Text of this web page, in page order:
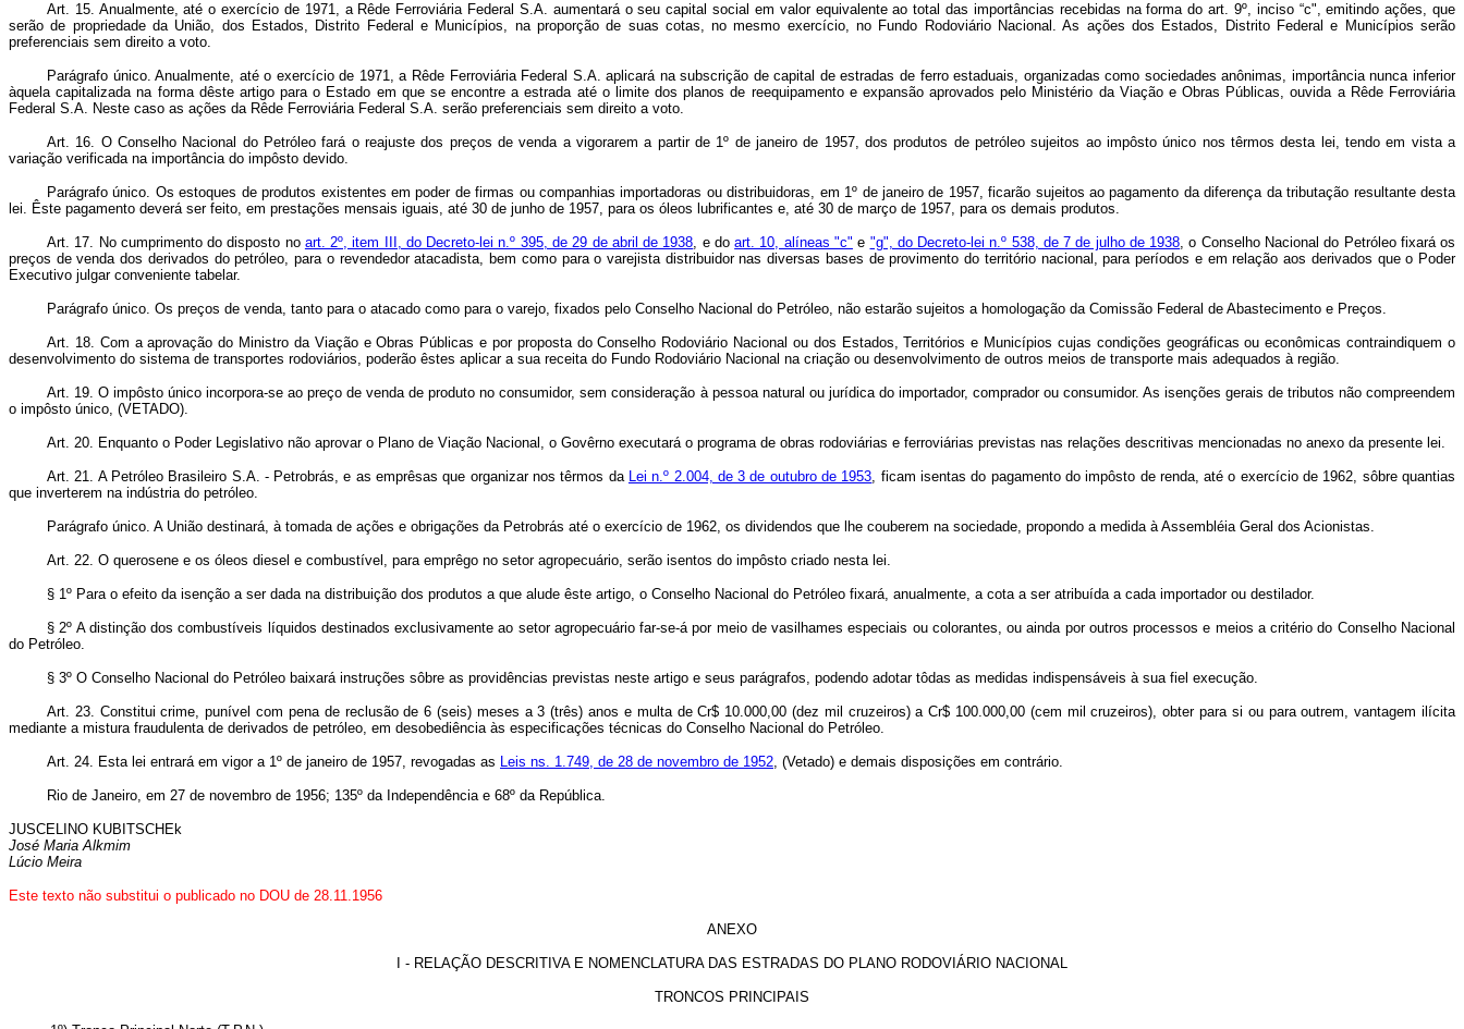
Art. 15. Anualmente, até o exercício de 1971, a Rêde Ferroviária Federal S.A. aumentará o seu capital social em valor equivalente ao total das importâncias recebidas na forma do art. 9º, inciso “c", emitindo ações, que
serão de propriedade da União, dos Estados, Distrito Federal e Municípios, na proporção de suas cotas, no mesmo exercício, no Fundo Rodoviário Nacional. As ações dos Estados, Distrito Federal e Municípios serão
preferenciais sem direito a voto.
Parágrafo único. Anualmente, até o exercício de 1971, a Rêde Ferroviária Federal S.A. aplicará na subscrição de capital de estradas de ferro estaduais, organizadas como sociedades anônimas, importância nunca inferior
àquela capitalizada na forma dêste artigo para o Estado em que se encontre a estrada até o limite dos planos de reequipamento e expansão aprovados pelo Ministério da Viação e Obras Públicas, ouvida a Rêde Ferroviária
Federal S.A. Neste caso as ações da Rêde Ferroviária Federal S.A. serão preferenciais sem direito a voto.
Art. 16. O Conselho Nacional do Petróleo fará o reajuste dos preços de venda a vigorarem a partir de 1º de janeiro de 1957, dos produtos de petróleo sujeitos ao impôsto único nos têrmos desta lei, tendo em vista a
variação verificada na importância do impôsto devido.
Parágrafo único. Os estoques de produtos existentes em poder de firmas ou companhias importadoras ou distribuidoras, em 1º de janeiro de 1957, ficarão sujeitos ao pagamento da diferença da tributação resultante desta
lei. Êste pagamento deverá ser feito, em prestações mensais iguais, até 30 de junho de 1957, para os óleos lubrificantes e, até 30 de março de 1957, para os demais produtos.
Art. 17. No cumprimento do disposto no art. 2º, item III, do Decreto-lei n.º 395, de 29 de abril de 1938, e doart. 10, alíneas "c" e "g", do Decreto-lei n.º 538, de 7 de julho de 1938, o Conselho Nacional do Petróleo fixará os
preços de venda dos derivados do petróleo, para o revendedor atacadista, bem como para o varejista distribuidor nas diversas bases de provimento do território nacional, para períodos e em relação aos derivados que o Poder
Executivo julgar conveniente tabelar.
Parágrafo único. Os preços de venda, tanto para o atacado como para o varejo, fixados pelo Conselho Nacional do Petróleo, não estarão sujeitos a homologação da Comissão Federal de Abastecimento e Preços.
Art. 18. Com a aprovação do Ministro da Viação e Obras Públicas e por proposta do Conselho Rodoviário Nacional ou dos Estados, Territórios e Municípios cujas condições geográficas ou econômicas contraindiquem o
desenvolvimento do sistema de transportes rodoviários, poderão êstes aplicar a sua receita do Fundo Rodoviário Nacional na criação ou desenvolvimento de outros meios de transporte mais adequados à região.
Art. 19. O impôsto único incorpora-se ao preço de venda de produto no consumidor, sem consideração à pessoa natural ou jurídica do importador, comprador ou consumidor. As isenções gerais de tributos não compreendem
o impôsto único, (VETADO).
Art. 20. Enquanto o Poder Legislativo não aprovar o Plano de Viação Nacional, o Govêrno executará o programa de obras rodoviárias e ferroviárias previstas nas relações descritivas mencionadas no anexo da presente lei.
Art. 21. A Petróleo Brasileiro S.A. - Petrobrás, e as emprêsas que organizar nos têrmos da Lei n.º 2.004, de 3 de outubro de 1953, ficam isentas do pagamento do impôsto de renda, até o exercício de 1962, sôbre quantias
que inverterem na indústria do petróleo.
Parágrafo único. A União destinará, à tomada de ações e obrigações da Petrobrás até o exercício de 1962, os dividendos que lhe couberem na sociedade, propondo a medida à Assembléia Geral dos Acionistas.
Art. 22. O querosene e os óleos diesel e combustível, para emprêgo no setor agropecuário, serão isentos do impôsto criado nesta lei.
§ 1º Para o efeito da isenção a ser dada na distribuição dos produtos a que alude êste artigo, o Conselho Nacional do Petróleo fixará, anualmente, a cota a ser atribuída a cada importador ou destilador.
§ 2º A distinção dos combustíveis líquidos destinados exclusivamente ao setor agropecuário far-se-á por meio de vasilhames especiais ou colorantes, ou ainda por outros processos e meios a critério do Conselho Nacional
do Petróleo.
§ 3º O Conselho Nacional do Petróleo baixará instruções sôbre as providências previstas neste artigo e seus parágrafos, podendo adotar tôdas as medidas indispensáveis à sua fiel execução.
Art. 23. Constitui crime, punível com pena de reclusão de 6 (seis) meses a 3 (três) anos e multa de Cr$ 10.000,00 (dez mil cruzeiros) a Cr$ 100.000,00 (cem mil cruzeiros), obter para si ou para outrem, vantagem ilícita
mediante a mistura fraudulenta de derivados de petróleo, em desobediência às especificações técnicas do Conselho Nacional do Petróleo.
Art. 24. Esta lei entrará em vigor a 1º de janeiro de 1957, revogadas as Leis ns. 1.749, de 28 de novembro de 1952, (Vetado) e demais disposições em contrário.
Rio de Janeiro, em 27 de novembro de 1956; 135º da Independência e 68º da República.
JUSCELINO KUBITSCHEk
José Maria Alkmim
Lúcio Meira
Este texto não substitui o publicado no DOU de 28.11.1956
ANEXO
I - RELAÇÃO DESCRITIVA E NOMENCLATURA DAS ESTRADAS DO PLANO RODOVIÁRIO NACIONAL
TRONCOS PRINCIPAIS